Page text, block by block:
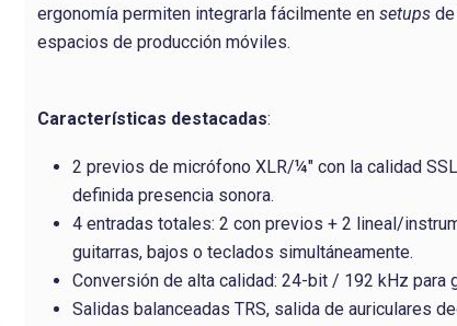
ergonomía permiten integrarla fácilmente en setups de
espacios de producción móviles.
Características destacadas:
2 previos de micrófono XLR/¼" con la calidad
definida presencia sonora.
4 entradas totales: 2 con previos + 2 lineal/
guitarras, bajos o teclados simultáneamente.
Conversión de alta calidad: 24-bit / 192 kHz para
Salidas balanceadas TRS, salida de auriculares